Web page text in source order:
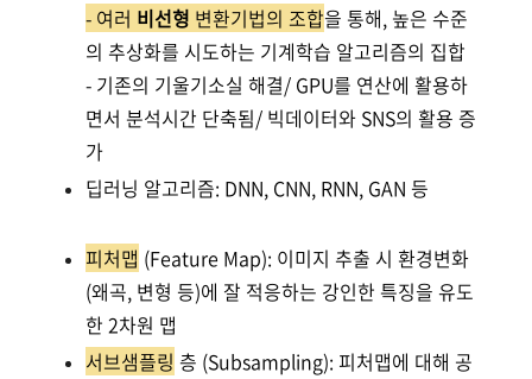
- 여러 비선형 변환기법의 조합을 통해, 높은 수준
의 추상화를 시도하는 기계학습 알고리즘의 집합
- 기존의 기울기소실 해결/ GPU를 연산에 활용하
면서 분석시간 단축됨/ 빅데이터와 SNS의 활용 증
가
딥러닝 알고리즘: DNN, CNN, RNN, GAN 등
피처맵 (Feature Map): 이미지 추출 시 환경변화
(왜곡, 변형 등)에 잘 적응하는 강인한 특징을 유도
한 2차원 맵
서브샘플링 층 (Subsampling): 피처맵에 대해 공